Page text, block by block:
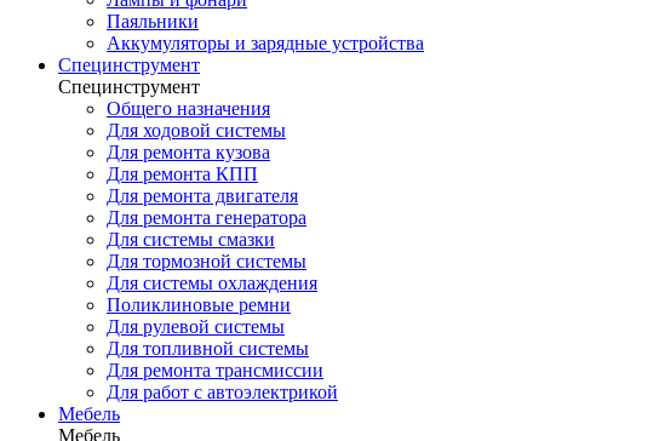
Паяльники
Аккумуляторы и зарядные устройства
Специнструмент
Специнструмент
Общего назначения
Для ходовой системы
Для ремонта кузова
Для ремонта КПП
Для ремонта двигателя
Для ремонта генератора
Для системы смазки
Для тормозной системы
Для системы охлаждения
Поликлиновые ремни
Для рулевой системы
Для топливной системы
Для ремонта трансмиссии
Для работ с автоэлектрикой
Мебель
Мебель